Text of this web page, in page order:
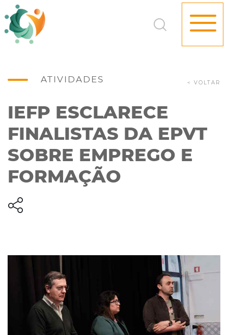
ATIVIDADES < VOLTAR
IEFP ESCLARECE
FINALISTAS DA EPVT
SOBRE EMPREGO E
FORMAÇÃO